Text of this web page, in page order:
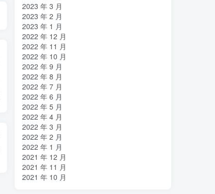
（11394期）2024视频号直播教程：视频号如何赚钱详细教学，一场直播30w营业额（37节）
2023 年 3 月
2023 年 2 月
2023 年 1 月
2022 年 12 月
2022 年 11 月
2022 年 10 月
2022 年 9 月
2022 年 8 月
2022 年 7 月
2022 年 6 月
2022 年 5 月
2022 年 4 月
2022 年 3 月
2022 年 2 月
2022 年 1 月
2021 年 12 月
2021 年 11 月
2021 年 10 月